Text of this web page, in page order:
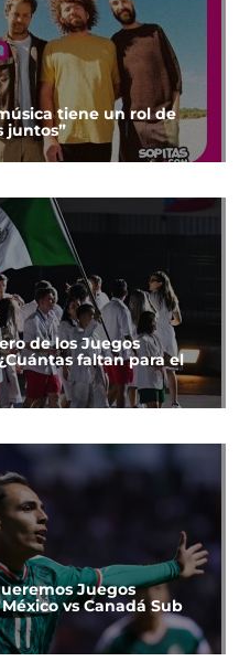
tiene un rol de
juntos”
de los Juegos
faltan para el
Juegos
vs Canadá Sub